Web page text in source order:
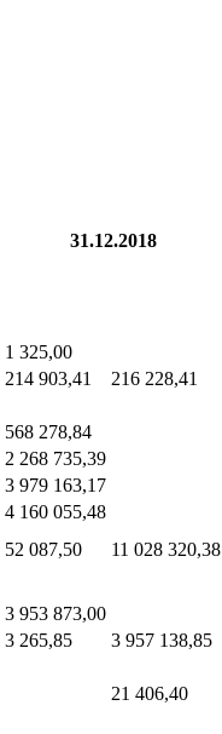
31.12.2018
1 325,00
214 903,41 216 228,41
568 278,84
2 268 735,39
3 979 163,17
4 160 055,48
52 087,50 11 028 320,38
3 953 873,00
3 265,85 3 957 138,85
21 406,40